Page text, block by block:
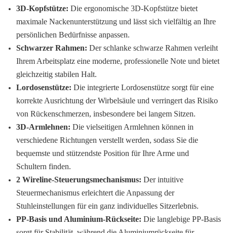
3D-Kopfstütze: Die ergonomische 3D-Kopfstütze bietet
maximale Nackenunterstützung und lässt sich vielfältig an Ihre
persönlichen Bedürfnisse anpassen.
Schwarzer Rahmen: Der schlanke schwarze Rahmen verleiht
Ihrem Arbeitsplatz eine moderne, professionelle Note und bietet
gleichzeitig stabilen Halt.
Lordosenstütze: Die integrierte Lordosenstütze sorgt für eine
korrekte Ausrichtung der Wirbelsäule und verringert das Risiko
von Rückenschmerzen, insbesondere bei langem Sitzen.
3D-Armlehnen: Die vielseitigen Armlehnen können in
verschiedene Richtungen verstellt werden, sodass Sie die
bequemste und stützendste Position für Ihre Arme und
Schultern finden.
2 Wireline-Steuerungsmechanismus: Der intuitive
Steuermechanismus erleichtert die Anpassung der
Stuhleinstellungen für ein ganz individuelles Sitzerlebnis.
PP-Basis und Aluminium-Rückseite: Die langlebige PP-Basis